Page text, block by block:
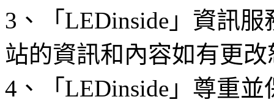
3、「LEDinside」資訊
站的資訊和內容如有更
4、「LEDinside」尊重